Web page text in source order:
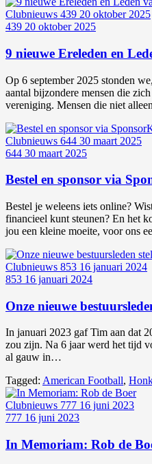
Clubnieuws 439 20 oktober 2025
439 20 oktober 2025
9 nieuwe Ereleden en
Op 6 september 2025 stonden
aantal bijzondere mensen die
vereniging. Mensen die niet
Clubnieuws 644 30 maart 2025
644 30 maart 2025
Bestel en sponsor via
Bestel je weleens iets online?
financieel kunt steunen? En het
jou een kleine moeite, voor ons
Clubnieuws 853 16 januari 2024
853 16 januari 2024
Onze nieuwe
In januari 2023 gaf Tim aan dat
zou zijn. Na 6 jaar werd het tijd
al gauw in…
Tagged: American Football,
Clubnieuws 777 16 juni 2023
777 16 juni 2023
In Memoriam: Rob de